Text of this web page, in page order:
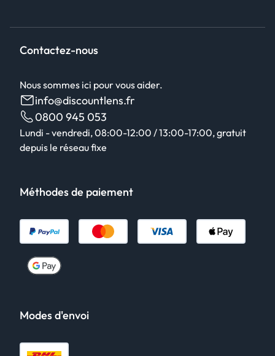
Contactez-nous
Nous sommes ici pour vous aider.
info@discountlens.fr
0800 945 053
Lundi - vendredi, 08:00-12:00 / 13:00-17:00, gratuit
depuis le réseau fixe
Méthodes de paiement
Modes d'envoi